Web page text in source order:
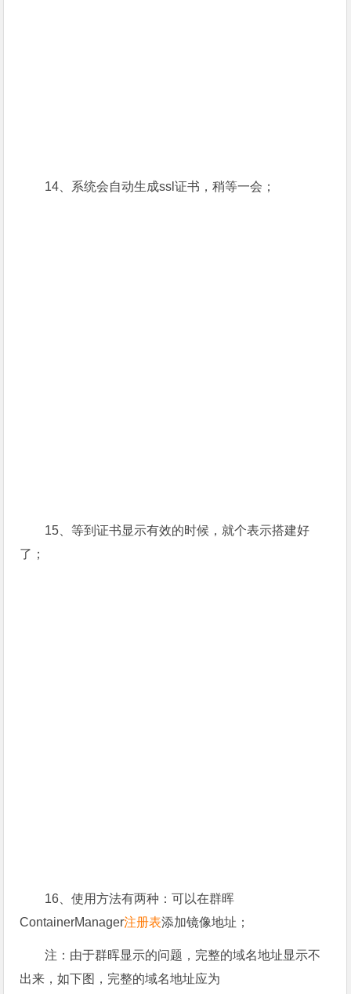
14、系统会自动生成ssl证书，稍等一会；
15、等到证书显示有效的时候，就个表示搭建好
了；
16、使用方法有两种：可以在群晖
ContainerManager注册表添加镜像地址；
注：由于群晖显示的问题，完整的域名地址显示不
出来，如下图，完整的域名地址应为